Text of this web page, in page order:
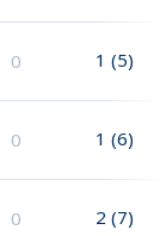
0 1 (5)
0 1 (6)
0 2 (7)